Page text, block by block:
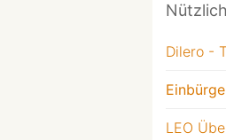
Dilero -
LEO